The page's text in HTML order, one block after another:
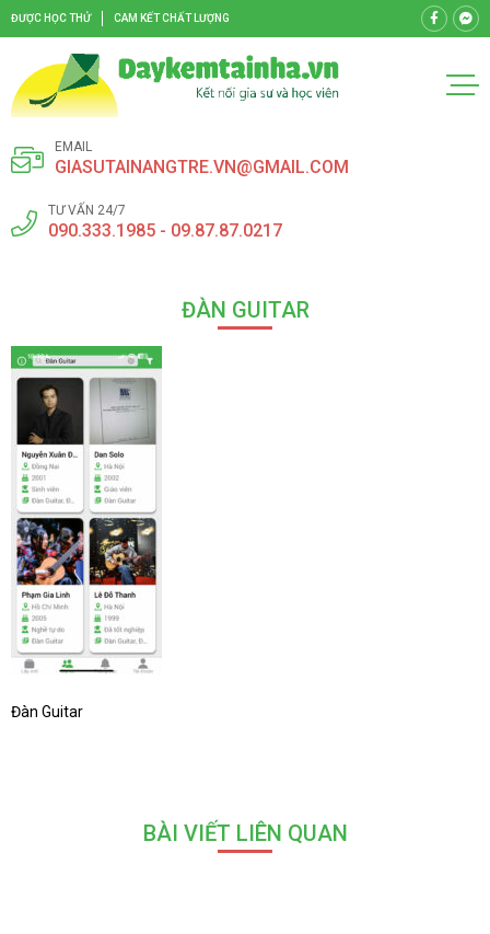
ĐƯỢC HỌC THỬ CAM KẾT CHẤT LƯỢNG
EMAIL
GIASUTAINANGTRE.VN@GMAIL.COM
TƯ VẤN 24/7
090.333.1985 - 09.87.87.0217
ĐÀN GUITAR
Đàn Guitar
BÀI VIẾT LIÊN QUAN